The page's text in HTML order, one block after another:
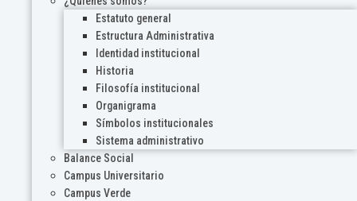
Estatuto general
Estructura Administrativa
Identidad institucional
Historia
Filosofía institucional
Organigrama
Símbolos institucionales
Sistema administrativo
Balance Social
Campus Universitario
Campus Verde